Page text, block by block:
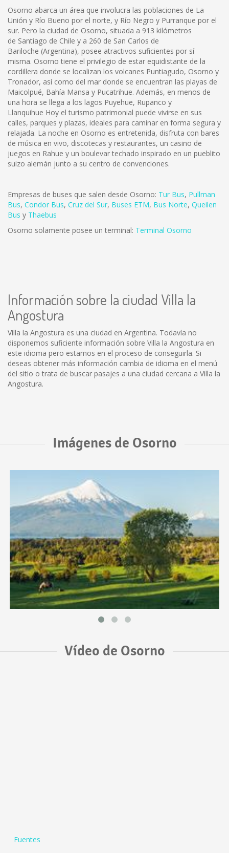
Osorno abarca un área que involucra las poblaciones de La
Unión y Río Bueno por el norte, y Río Negro y Purranque por el
sur. Pero la ciudad de Osorno, situada a 913 kilómetros
de Santiago de Chile y a 260 de San Carlos de
Bariloche (Argentina), posee atractivos suficientes por sí
misma. Osorno tiene el privilegio de estar equidistante de la
cordillera donde se localizan los volcanes Puntiagudo, Osorno y
Tronador, así como del mar donde se encuentran las playas de
Maicolpué, Bahía Mansa y Pucatrihue. Además, en menos de
una hora se llega a los lagos Puyehue, Rupanco y
Llanquihue Hoy el turismo patrimonial puede vivirse en sus
calles, parques y plazas, ideales para caminar en forma segura y
relajada. La noche en Osorno es entretenida, disfruta con bares
de música en vivo, discotecas y restaurantes, un casino de
juegos en Rahue y un boulevar techado inspirado en un pueblito
suizo alemán junto a su centro de convenciones.
Empresas de buses que salen desde Osorno: Tur Bus, Pullman
Bus, Condor Bus, Cruz del Sur, Buses ETM, Bus Norte, Queilen
Bus y Thaebus
Osorno solamente posee un terminal: Terminal Osorno
Información sobre la ciudad Villa la
Angostura
Villa la Angostura es una ciudad en Argentina. Todavía no
disponemos suficiente información sobre Villa la Angostura en
este idioma pero estamos en el proceso de conseguirla. Si
deseas obtener más información cambia de idioma en el menú
del sitio o trata de buscar pasajes a una ciudad cercana a Villa la
Angostura.
Imágenes de Osorno
Vídeo de Osorno
Fuentes